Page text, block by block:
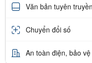
Văn bản tuyên
Chuyển đổi số
An toàn điện, bảo